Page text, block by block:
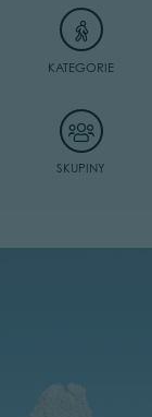
KATEGORIE
SKUPINY